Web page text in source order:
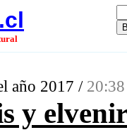
año 2017 /
y